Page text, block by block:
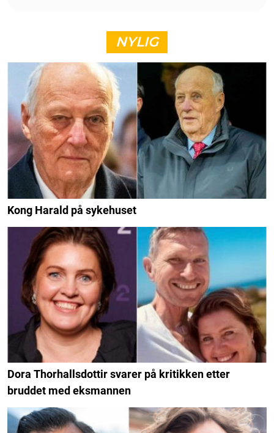
NYLIG
Kong Harald på sykehuset
Dora Thorhallsdottir svarer på kritikken etter
bruddet med eksmannen